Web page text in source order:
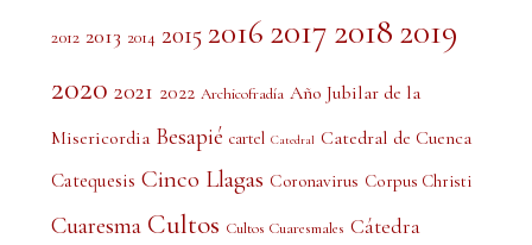
2012 2013 2014 2015 2016 2017 2018 2019
2020 2021 2022 Archicofradía Año Jubilar de la
Misericordia Besapié cartel Catedral Catedral de Cuenca
Catequesis Cinco Llagas Coronavirus Corpus Christi
Cuaresma Cultos Cultos Cuaresmales Cátedra